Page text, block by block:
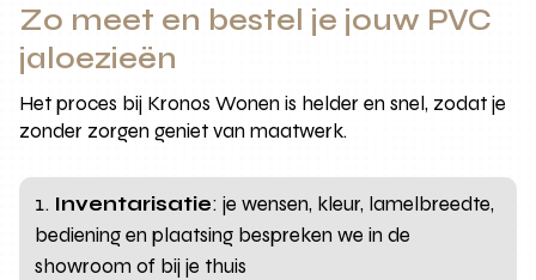
Zo meet en bestel je jouw PVC
jaloezieën
Het proces bij Kronos Wonen is helder en snel, zodat je
zonder zorgen geniet van maatwerk.
Inventarisatie: je wensen, kleur, lamelbreedte,
bediening en plaatsing bespreken we in de
showroom of bij je thuis